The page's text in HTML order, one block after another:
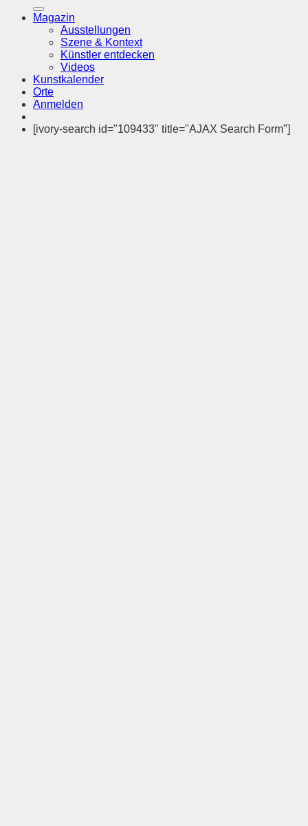
Magazin
Ausstellungen
Szene & Kontext
Künstler entdecken
Videos
Kunstkalender
Orte
Anmelden
[ivory-search id="109433" title="AJAX Search Form"]